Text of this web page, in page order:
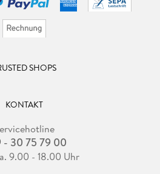
SHOPS
KONTAKT
- 30 75 79 00
9.00 - 18.00 Uhr